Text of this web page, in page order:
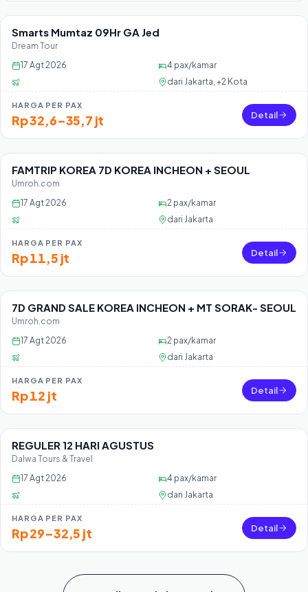
Sisa 20 seat
Smarts Mumtaz 09Hr GA Jed
Dream Tour
17 Agt 2026
4 pax/kamar
dari Jakarta, +2 Kota
HARGA PER PAX
Rp 32,6–35,7 jt Detail
Sisa 45 seat
FAMTRIP KOREA 7D KOREA INCHEON + SEOUL
Umroh.com
17 Agt 2026
2 pax/kamar
dari Jakarta
HARGA PER PAX
Rp 11,5 jt Detail
Sisa 45 seat
7D GRAND SALE KOREA INCHEON + MT SORAK- SEOUL
Umroh.com
17 Agt 2026
2 pax/kamar
dari Jakarta
HARGA PER PAX
Rp 12 jt Detail
Sisa 45 seat
REGULER 12 HARI AGUSTUS
Dalwa Tours & Travel
17 Agt 2026
4 pax/kamar
dari Jakarta
HARGA PER PAX
Rp 29–32,5 jt Detail